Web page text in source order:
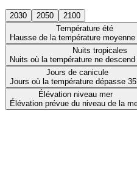
2030 2050
2100
Température été
Hausse de la température
Nuits tropicales
Nuits où la température ne
Jours de canicule
Jours où la température dépasse
Élévation niveau mer
Élévation prévue du niveau de la